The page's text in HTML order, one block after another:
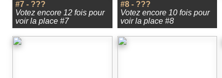
#7 - ???
Votez encore 12 fois pour
voir la place #7
#8 - ???
Votez encore 10 fois pour
voir la place #8